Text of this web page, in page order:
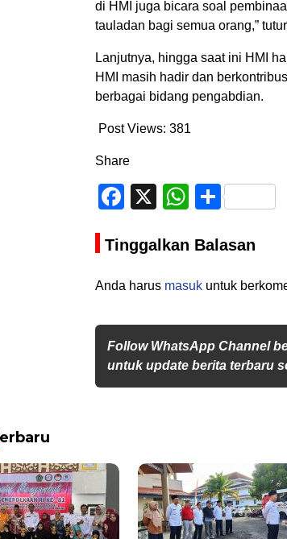
di HMI juga bicara soal
tauladan bagi semua orang,”
Lanjutnya, hingga saat ini HMI
HMI masih hadir dan
berbagai bidang pengabdian.
Post Views: 381
Share
Facebook
X Share
Tinggalkan Balasan
Anda harus masuk untuk
Follow WhatsApp Channel
untuk update berita terbaru